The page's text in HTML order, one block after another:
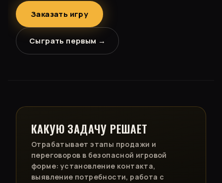
Заказать игру
Сыграть первым →
КАКУЮ ЗАДАЧУ РЕШАЕТ
Отрабатывает этапы продажи и
переговоров в безопасной игровой
форме: установление контакта,
выявление потребности, работа с